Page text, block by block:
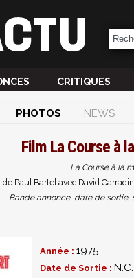
CRITIQUES
PHOTOS NEWS
Film La Course à
La Course à la
de Paul Bartel avec David
Bande annonce, date de sortie,
Année : 1975
Date de Sortie : N.C.